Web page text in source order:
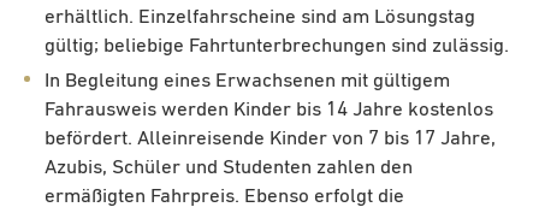
erhältlich. Einzelfahrscheine sind am Lösungstag
gültig; beliebige Fahrtunterbrechungen sind zulässig.
In Begleitung eines Erwachsenen mit gültigem
Fahrausweis werden Kinder bis 14 Jahre kostenlos
befördert. Alleinreisende Kinder von 7 bis 17 Jahre,
Azubis, Schüler und Studenten zahlen den
ermäßigten Fahrpreis. Ebenso erfolgt die